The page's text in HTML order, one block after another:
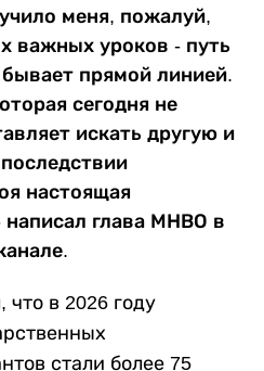
меня, пожалуй,
важных уроков - путь
прямой линией.
сегодня не
искать другую и
настоящая
глава МНВО в
в 2026 году
стали более 75